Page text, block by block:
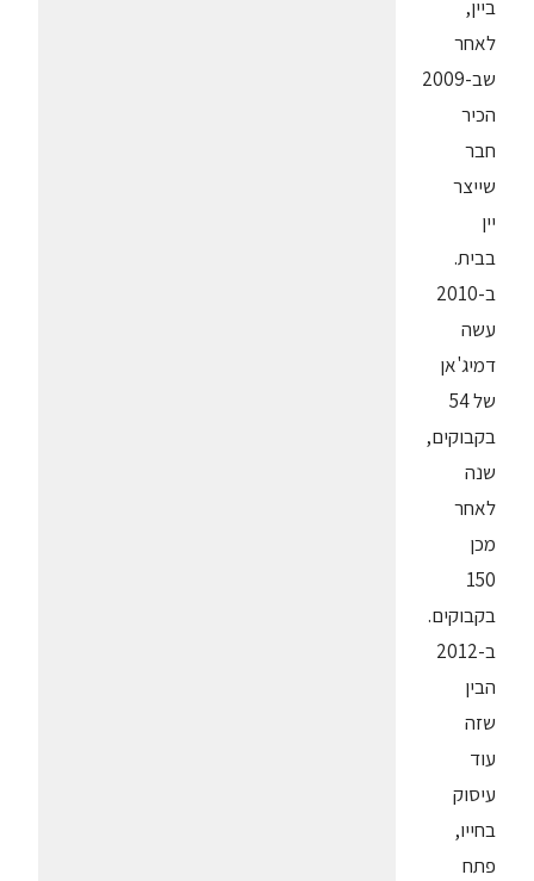
ביין,
לאחר
שב-2009
הכיר
חבר
שייצר
יין
בבית.
ב-2010
עשה
דמיג'אן
של 54
בקבוקים,
שנה
לאחר
מכן
150
בקבוקים.
ב-2012
הבין
שזה
עוד
עיסוק
בחייו,
פתח